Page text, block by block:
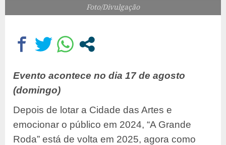
Foto/Divulgação
Evento acontece no dia 17 de agosto
(domingo)
Depois de lotar a Cidade das Artes e
emocionar o público em 2024, “A Grande
Roda” está de volta em 2025, agora como